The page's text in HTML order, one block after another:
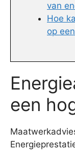
van
Hoe
op
een